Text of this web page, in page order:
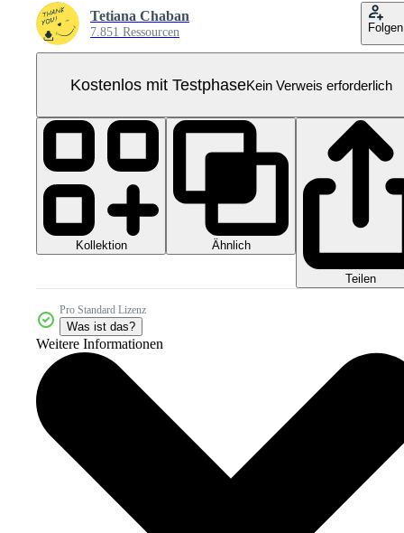
Tetiana Chaban
7.851 Ressourcen Folgen
Kostenlos mit TestphaseKein Verweis erforderlich
Kollektion Ähnlich
Teilen
Pro Standard Lizenz
Was ist das?
Weitere Informationen